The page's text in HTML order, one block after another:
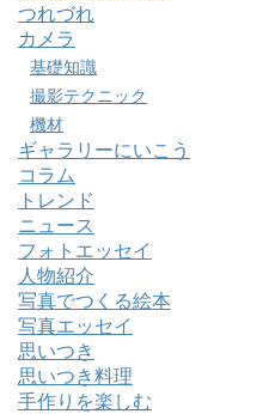
つれづれ
カメラ
基礎知識
撮影テクニック
機材
ギャラリーにいこう
コラム
トレンド
ニュース
フォトエッセイ
人物紹介
写真でつくる絵本
写真エッセイ
思いつき
思いつき料理
手作りを楽しむ